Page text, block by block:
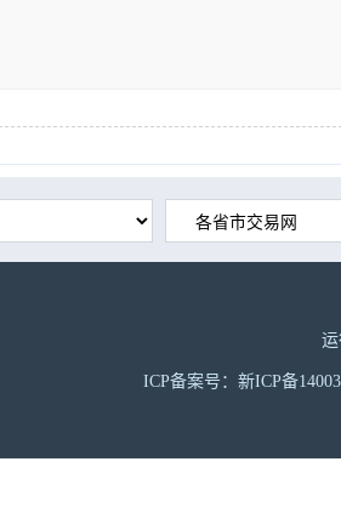
ICP备案号：新ICP备